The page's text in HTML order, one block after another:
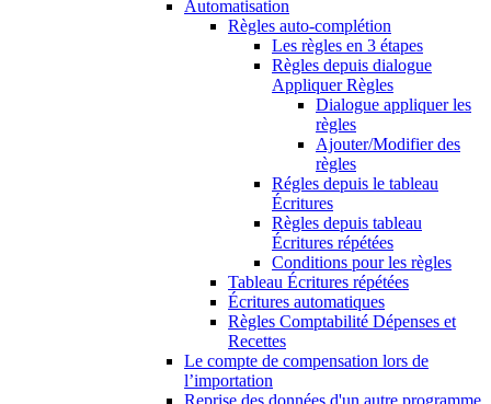
Automatisation
Règles auto-complétion
Les règles en 3 étapes
Règles depuis dialogue
Appliquer Règles
Dialogue appliquer les
règles
Ajouter/Modifier des
règles
Régles depuis le tableau
Écritures
Règles depuis tableau
Écritures répétées
Conditions pour les règles
Tableau Écritures répétées
Écritures automatiques
Règles Comptabilité Dépenses et
Recettes
Le compte de compensation lors de
l’importation
Reprise des données d'un autre programme